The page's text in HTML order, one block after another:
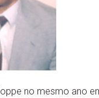
no mesmo ano